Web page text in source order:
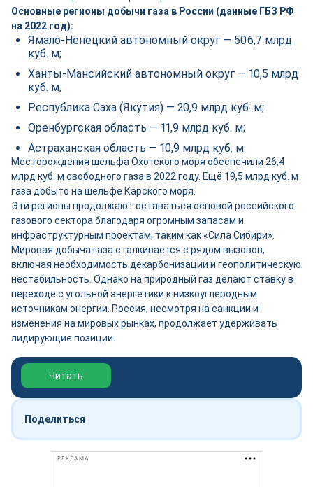
Основные регионы добычи газа в России (данные ГБЗ РФ
на 2022 год):
Ямало-Ненецкий автономный округ — 506,7 млрд
куб. м;
Ханты-Мансийский автономный округ — 10,5 млрд
куб. м;
Республика Саха (Якутия) — 20,9 млрд куб. м;
Оренбургская область — 11,9 млрд куб. м;
Астраханская область — 10,9 млрд куб. м.
Месторождения шельфа Охотского моря обеспечили 26,4
млрд куб. м свободного газа в 2022 году. Ещё 19,5 млрд куб. м
газа добыто на шельфе Карского моря.
Эти регионы продолжают оставаться основой российского
газового сектора благодаря огромным запасам и
инфраструктурным проектам, таким как «Сила Сибири».
Мировая добыча газа сталкивается с рядом вызовов,
включая необходимость декарбонизации и геополитическую
нестабильность. Однако на природный газ делают ставку в
переходе с угольной энергетики к низкоуглеродным
источникам энергии. Россия, несмотря на санкции и
изменения на мировых рынках, продолжает удерживать
лидирующие позиции.
Обзор выставки Нефтегаз-2026
Читать
Поделиться
РЕКЛАМА